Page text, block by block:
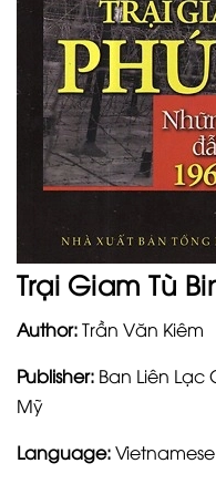
Trại Giam Tù
Author:Trần Văn Kiêm
Publisher: Ban Liên Lạc
Mỹ
Language:Vietnamese